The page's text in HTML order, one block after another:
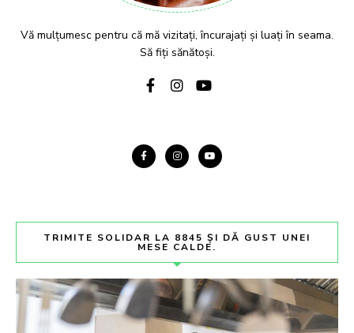
Vă mulțumesc pentru că mă vizitați, încurajați și luați în seama.
Să fiți sănătoși.
TRIMITE SOLIDAR LA 8845 ȘI DĂ GUST UNEI
MESE CALDE.